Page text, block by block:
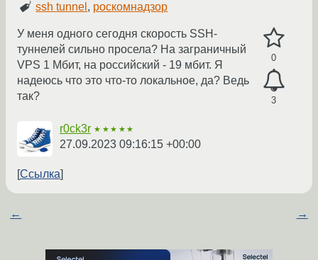
ssh tunnel , роскомнадзор
0
3
У меня одного сегодня скорость SSH-
туннелей сильно просела? На заграничный
VPS 1 Мбит, на российский - 19 мбит. Я
надеюсь что это что-то локальное, да? Ведь
так?
r0ck3r ★★★★★
27.09.2023 09:16:15 +00:00
Ссылка
← →